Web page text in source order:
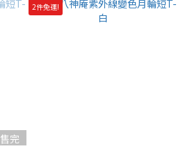
售完
2件免運!